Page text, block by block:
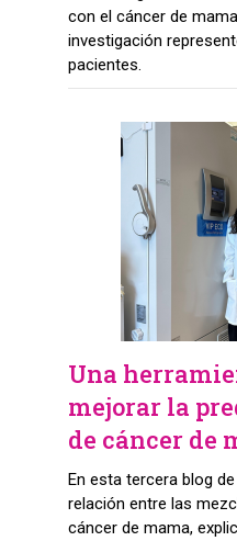
con el cáncer de
investigación
pacientes.
Una
mejorar la
de cáncer de
En esta tercera blog
relación entre las
cáncer de mama,